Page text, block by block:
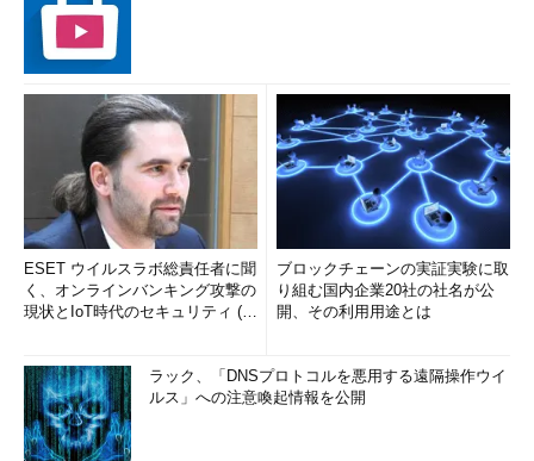
ESET ウイルスラボ総責任者に聞
く、オンラインバンキング攻撃の
現状とIoT時代のセキュリティ (1/
ブロックチェーンの実証実験に取
り組む国内企業20社の社名が公
開、その利用用途とは
ラック、「DNSプロトコルを悪用する遠隔操作ウイ
ルス」への注意喚起情報を公開